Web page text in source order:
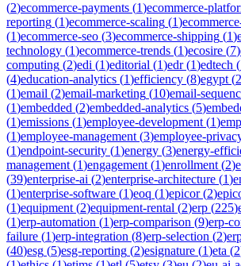
(2)ecommerce-payments (1)ecommerce-
reporting (1)ecommerce-scaling (1)
(1)ecommerce-seo (3)ecommerce-shipping (1)
technology (1)ecommerce-trends (1)ecosire (7)
computing (2)edi (1)editorial (1)edr(1)edtech (
(4)education-analytics (1)efficiency (8)egypt (2
(1)email (2)email-marketing (10)email-
(1)embedded (2)embedded-analytics (5)
(1)emissions (1)employee-development (1)
(1)employee-management (3)employee-
(1)endpoint-security (1)energy (3)energy-
management (1)engagement (1)enrollment (2)
(39)enterprise-ai (2)enterprise-architecture (1)
(1)enterprise-software (1)eoq (1)epicor(2)
(1)equipment (2)equipment-rental (2)erp (225)
(1)erp-automation (1)erp-comparison (9)erp-
failure (1)erp-integration (8)erp-selection (2)
(40)esg (5)esg-reporting (2)esignature (1)eta (2